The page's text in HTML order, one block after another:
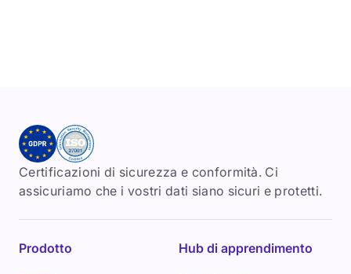
Certificazioni di sicurezza e conformità. Ci
assicuriamo che i vostri dati siano sicuri e protetti.
Prodotto
Hub di apprendimento